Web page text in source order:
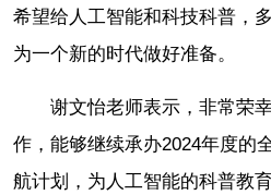
希望给人工智能和科技科普，
为一个新的时代做好准备。
谢文怡老师表示，非常荣
作，能够继续承办2024年度的
航计划，为人工智能的科普教